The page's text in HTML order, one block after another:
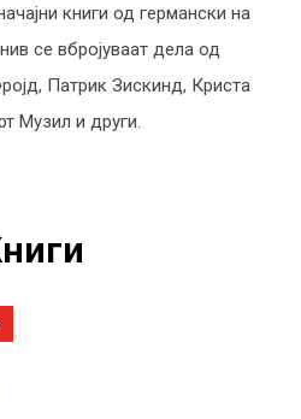
книги од германски на
се вбројуваат дела од
Патрик Зискинд, Криста
Музил и други.